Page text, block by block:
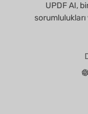
UPDF AI,